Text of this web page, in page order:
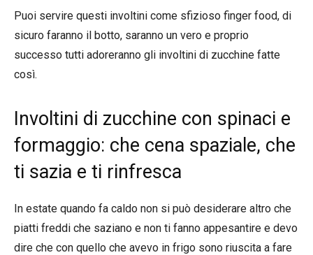
Puoi servire questi involtini come sfizioso finger food, di
sicuro faranno il botto, saranno un vero e proprio
successo tutti adoreranno gli involtini di zucchine fatte
così.
Involtini di zucchine con spinaci e
formaggio: che cena spaziale, che
ti sazia e ti rinfresca
In estate quando fa caldo non si può desiderare altro che
piatti freddi che saziano e non ti fanno appesantire e devo
dire che con quello che avevo in frigo sono riuscita a fare